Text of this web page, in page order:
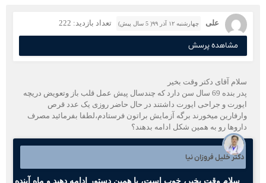
علی چهارشنبه ۱۲ آذر ۹۹( 5 سال پیش) تعداد بازدید: 222
مشاهده پرسش
سلام آقای دکتر وقت بخیر
پدر بنده 69 سال سن دارد که چندسال پیش عمل قلب باز وتعویض دریچه
ایورت و جراحی ایورت داشتند در حال حاضر روزی یک عدد قرص
وارفارین میخورند برگه آزمایش براتون فرستادم،لطفا بفرمائید مصرف
داروها رو به همین شکل ادامه بدهند؟
دکتر خلیل فروزان نیا
سلام وقت بخیر، خوب است، با همین دستور ادامه دهید و ماه آینده